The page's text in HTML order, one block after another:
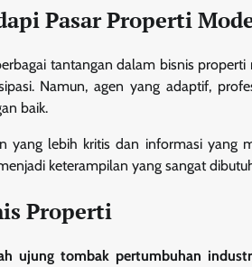
Pasar Properti
tantangan dalam bisnis properti
Namun, agen yang adaptif,
baik.
yang lebih kritis dan informasi yang
keterampilan yang sangat
Properti
ujung tombak pertumbuhan